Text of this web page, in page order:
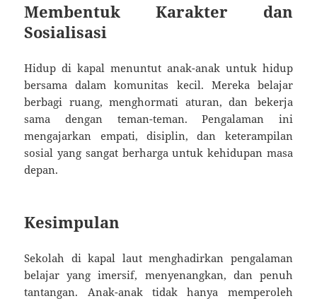
Membentuk Karakter dan
Sosialisasi
Hidup di kapal menuntut anak-anak untuk hidup
bersama dalam komunitas kecil. Mereka belajar
berbagi ruang, menghormati aturan, dan bekerja
sama dengan teman-teman. Pengalaman ini
mengajarkan empati, disiplin, dan keterampilan
sosial yang sangat berharga untuk kehidupan masa
depan.
Kesimpulan
Sekolah di kapal laut menghadirkan pengalaman
belajar yang imersif, menyenangkan, dan penuh
tantangan. Anak-anak tidak hanya memperoleh